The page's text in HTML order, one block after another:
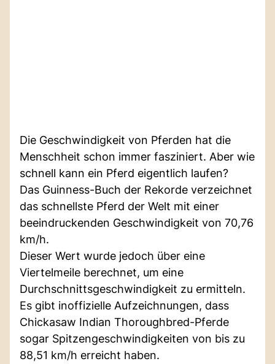
Die Geschwindigkeit von Pferden hat die
Menschheit schon immer fasziniert. Aber wie
schnell kann ein Pferd eigentlich laufen?
Das Guinness-Buch der Rekorde verzeichnet
das schnellste Pferd der Welt mit einer
beeindruckenden Geschwindigkeit von 70,76
km/h.
Dieser Wert wurde jedoch über eine
Viertelmeile berechnet, um eine
Durchschnittsgeschwindigkeit zu ermitteln.
Es gibt inoffizielle Aufzeichnungen, dass
Chickasaw Indian Thoroughbred-Pferde
sogar Spitzengeschwindigkeiten von bis zu
88,51 km/h erreicht haben.